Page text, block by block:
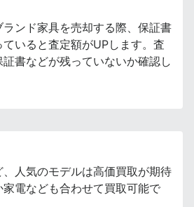
ンド家具を売却する際、保証書
いると査定額がUPします。査
書などが残っていないか確認し
人気のモデルは高価買取が期待
電なども合わせて買取可能で